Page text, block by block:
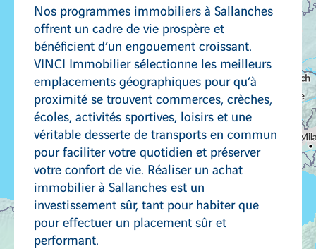
Nos programmes immobiliers à Sallanches
offrent un cadre de vie prospère et
bénéficient d’un engouement croissant.
VINCI Immobilier sélectionne les meilleurs
emplacements géographiques pour qu’à
proximité se trouvent commerces, crèches,
écoles, activités sportives, loisirs et une
véritable desserte de transports en commun
pour faciliter votre quotidien et préserver
votre confort de vie. Réaliser un achat
immobilier à Sallanches est un
investissement sûr, tant pour habiter que
pour effectuer un placement sûr et
performant.